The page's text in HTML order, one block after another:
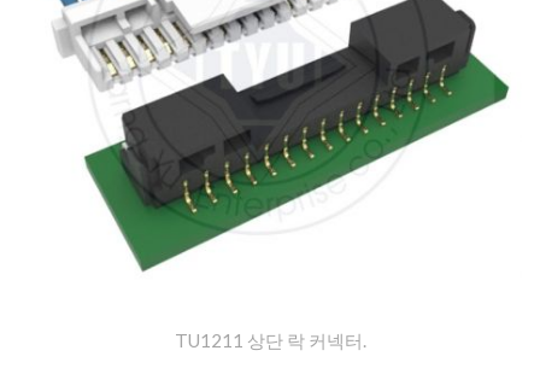
TU1211 상단 락 커넥터.